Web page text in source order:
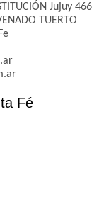
Jujuy 466
TUERTO
Fé